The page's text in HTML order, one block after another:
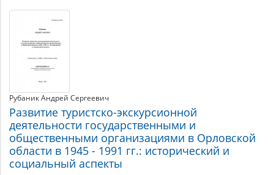
Рубаник Андрей Сергеевич
Развитие туристско-экскурсионной
деятельности государственными и
общественными организациями в Орловской
области в 1945 - 1991 гг.: исторический и
социальный аспекты